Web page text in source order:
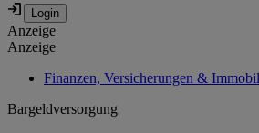
Anzeige
Anzeige
Finanzen, Versicherungen &
Bargeldversorgung